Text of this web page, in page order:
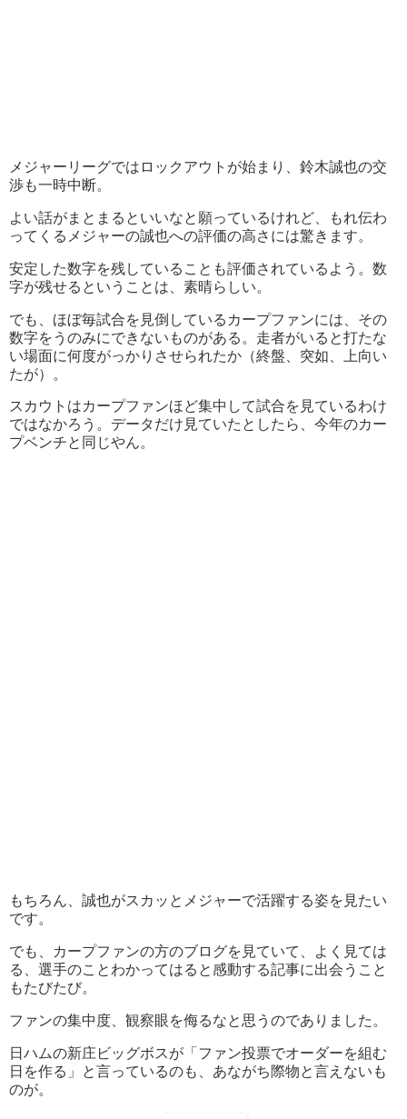
メジャーリーグではロックアウトが始まり、鈴木誠也の交
渉も一時中断。
よい話がまとまるといいなと願っているけれど、もれ伝わ
ってくるメジャーの誠也への評価の高さには驚きます。
安定した数字を残していることも評価されているよう。数
字が残せるということは、素晴らしい。
でも、ほぼ毎試合を見倒しているカープファンには、その
数字をうのみにできないものがある。走者がいると打たな
い場面に何度がっかりさせられたか（終盤、突如、上向い
たが）。
スカウトはカープファンほど集中して試合を見ているわけ
ではなかろう。データだけ見ていたとしたら、今年のカー
プベンチと同じやん。
もちろん、誠也がスカッとメジャーで活躍する姿を見たい
です。
でも、カープファンの方のブログを見ていて、よく見ては
る、選手のことわかってはると感動する記事に出会うこと
もたびたび。
ファンの集中度、観察眼を侮るなと思うのでありました。
日ハムの新庄ビッグボスが「ファン投票でオーダーを組む
日を作る」と言っているのも、あながち際物と言えないも
のが。